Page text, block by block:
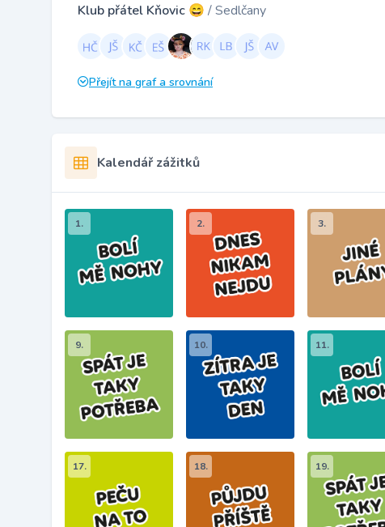
Klub přátel Kňovic 😄 / Sedlčany
Přejít na graf a srovnání
Kalendář zážitků
1. 2. 3.
9. 10. 11.
17. 18. 19.